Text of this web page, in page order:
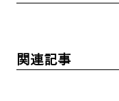
関連記事